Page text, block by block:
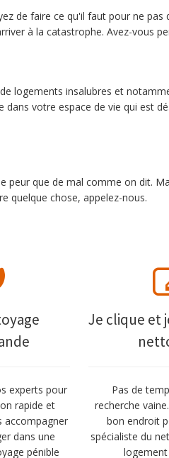
de faire ce qu'il faut pour ne
à la catastrophe. Avez-vous
logements insalubres et
votre espace de vie qui est
que de mal comme on dit.
quelque chose, appelez-nous.
experts pour
rapide et
accompagner
dans une
pénible
Je clique et
Pas de
recherche
bon endroit
spécialiste du